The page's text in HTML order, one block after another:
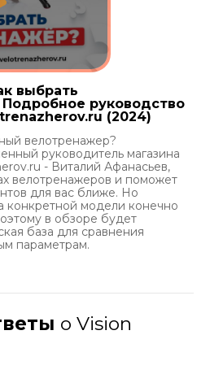
выбрать
руководство
(2024)
велотренажер?
руководитель магазина
- Виталий Афанасьев,
велотренажеров и поможет
для вас ближе. Но
конкретной модели конечно
в обзоре будет
база для сравнения
параметрам.
о Vision